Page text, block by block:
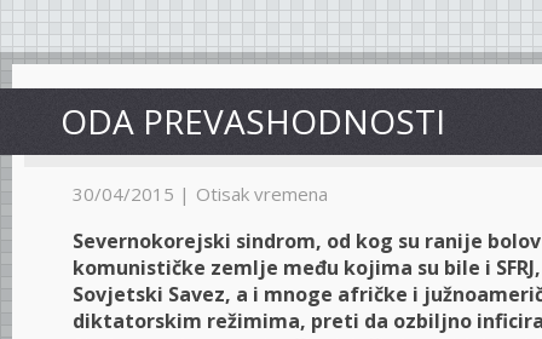
ODA PREVASHODNOSTI
30/04/2015 | Otisak vremena
Severnokorejski sindrom, od kog su ranije
komunističke zemlje među kojima su bile i
Sovjetski Savez, a i mnoge afričke i
diktatorskim režimima, preti da ozbiljno